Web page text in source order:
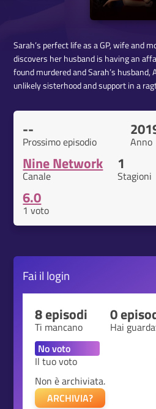
Sarah’s perfect life as a GP, wife and
discovers her husband is having an
found murdered and Sarah’s
unlikely sisterhood and support in a
--
Prossimo episodio Anno
Nine Network
Canale
1
Stagioni
6.0
1 voto
Fai il login
8 episodi
Ti mancano
0
Hai
Il tuo voto
Non è archiviata.
ARCHIVIA?